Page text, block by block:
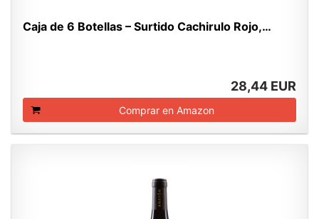
Caja de 6 Botellas – Surtido Cachirulo Rojo,…
28,44 EUR
Comprar en Amazon